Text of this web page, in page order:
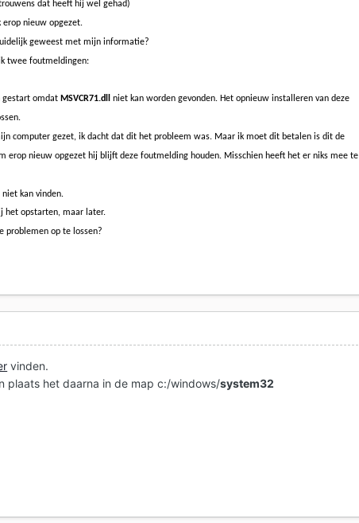
dat heeft hij wel gehad)
erop nieuw opgezet.
geweest met mijn informatie?
twee foutmeldingen:
gestart omdat MSVCR71.dll
niet kan worden gevonden. Het opnieuw installeren van deze
computer gezet, ik dacht dat dit het probleem was. Maar ik moet dit betalen is dit de
erop nieuw opgezet hij blijft deze foutmelding houden. Misschien heeft het er niks mee te
kan vinden.
het opstarten, maar later.
problemen op te lossen?
vinden.
plaats het daarna in de map c:/windows/system32